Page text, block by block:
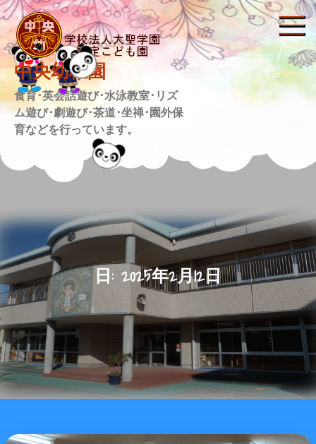
Skip
to
content
中央幼稚園
食育･英会話遊び･水泳教室･リズ
ム遊び･劇遊び･茶道･坐禅･園外保
育などを行っています。
日: 2025年2月12日